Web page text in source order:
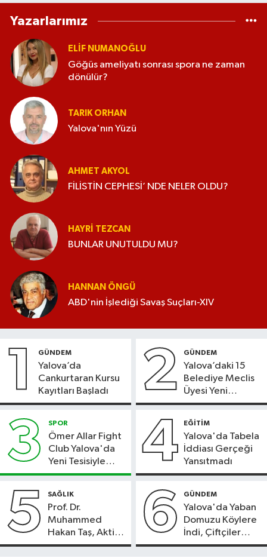
Yazarlarımız
ELİF NUMANOĞLU
Göğüs ameliyatı sonrası spora ne zaman
dönülür?
TARIK ORHAN
Yalova'nın Yüzü
AHMET AKYOL
FİLİSTİN CEPHESİ’ NDE NELER OLDU?
HAYRI TEZCAN
BUNLAR UNUTULDU MU?
HANNAN ÖNGÜ
ABD'nin İşlediği Savaş Suçları-XIV
1 GÜNDEM
Yalova’da
Cankurtaran Kursu
Kayıtları Başladı
2 GÜNDEM
Yalova’daki 15
Belediye Meclis
Üyesi Yeni
Parti’ye Geçiyor
3 SPOR
Ömer Allar Fight
Club Yalova'da
Yeni Tesisiyle
Hizmete Başladı
4 EĞİTİM
Yalova'da Tabela
İddiası Gerçeği
Yansıtmadı
5 SAĞLIK
Prof. Dr.
Muhammed
Hakan Taş, Aktif
International
6 GÜNDEM
Yalova'da Yaban
Domuzu Köylere
İndi, Çiftçiler
Endişeli!